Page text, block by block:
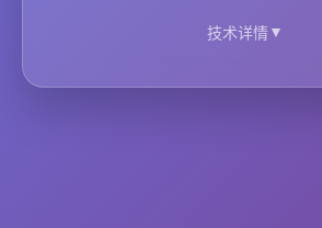
技术详情▼